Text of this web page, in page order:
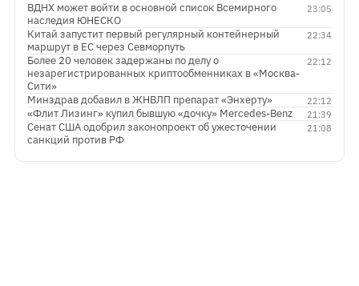
23:05
ВДНХ может войти в основной список Всемирного
наследия ЮНЕСКО
22:34
Китай запустит первый регулярный контейнерный
маршрут в ЕС через Севморпуть
22:12
Более 20 человек задержаны по делу о
незарегистрированных криптообменниках в «Москва-
Сити»
22:12
Минздрав добавил в ЖНВЛП препарат «Энхерту»
21:39
«Флит Лизинг» купил бывшую «дочку» Mercedes-Benz
21:08
Сенат США одобрил законопроект об ужесточении
санкций против РФ